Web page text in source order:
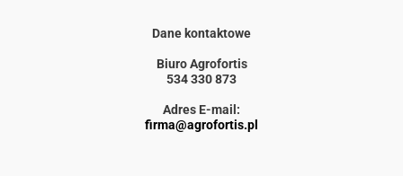
Dane kontaktowe
Biuro Agrofortis
534 330 873
Adres E-mail:
firma@agrofortis.pl